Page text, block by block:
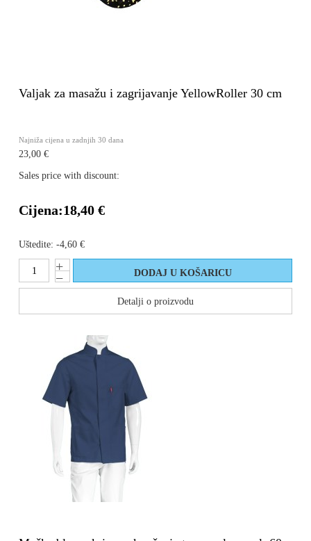
Valjak za masažu i zagrijavanje YellowRoller 30 cm
Najniža cijena u zadnjih 30 dana
23,00 €
Sales price with discount:
Cijena:18,40 €
Uštedite: -4,60 €
Detalji o proizvodu